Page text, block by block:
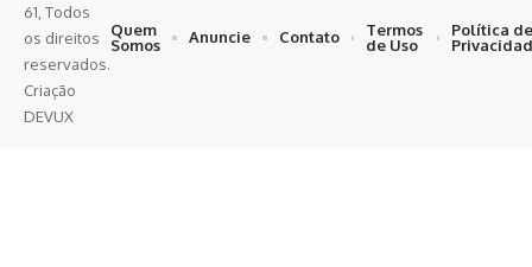
61, Todos
os direitos
reservados.
Criação
DEVUX
Quem
Somos
Anuncie Contato
Termos
de Uso
Política